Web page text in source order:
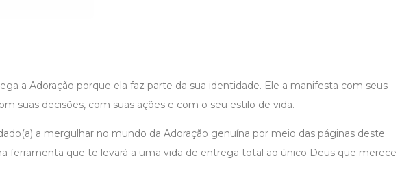
a Adoração porque ela faz parte da sua identidade. Ele a manifesta com seus
suas decisões, com suas ações e com o seu estilo de vida.
a mergulhar no mundo da Adoração genuína por meio das páginas deste
ferramenta que te levará a uma vida de entrega total ao único Deus que merece